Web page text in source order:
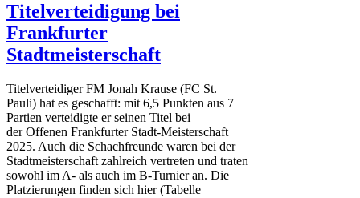
Titelverteidigung bei
Frankfurter
Stadtmeisterschaft
Titelverteidiger FM Jonah Krause (FC St.
Pauli) hat es geschafft: mit 6,5 Punkten aus 7
Partien verteidigte er seinen Titel bei
der Offenen Frankfurter Stadt-Meisterschaft
2025. Auch die Schachfreunde waren bei der
Stadtmeisterschaft zahlreich vertreten und traten
sowohl im A- als auch im B-Turnier an. Die
Platzierungen finden sich hier (Tabelle